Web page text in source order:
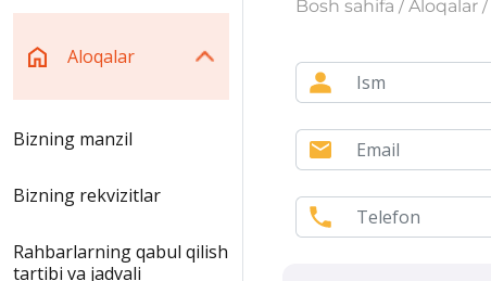
Aloqalar
Bizning manzil
Bizning rekvizitlar
Rahbarlarning qabul qilish
tartibi va jadvali
Bosh sahifa / Aloqalar /